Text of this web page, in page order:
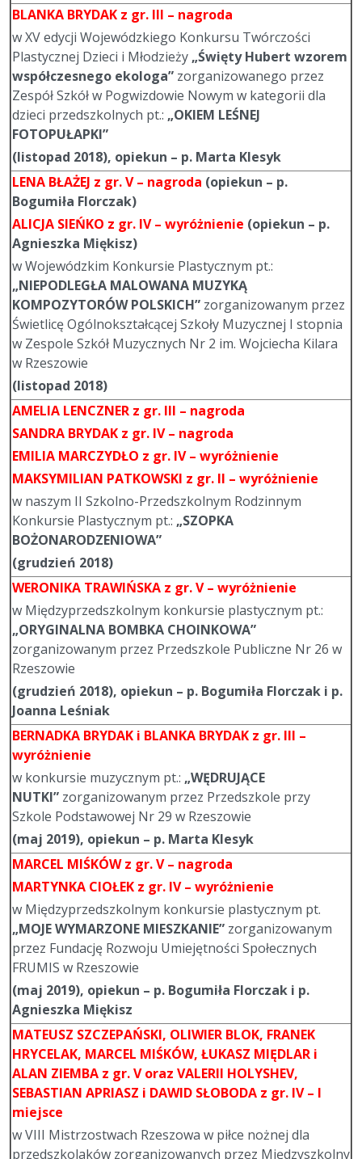
BLANKA BRYDAK z gr. III – nagroda
w XV edycji Wojewódzkiego Konkursu Twórczości
Plastycznej Dzieci i Młodzieży „Święty Hubert wzorem
współczesnego ekologa” zorganizowanego przez
Zespół Szkół w Pogwizdowie Nowym w kategorii dla
dzieci przedszkolnych pt.: „OKIEM LEŚNEJ
FOTOPUŁAPKI”
(listopad 2018), opiekun – p. Marta Klesyk
LENA BŁAŻEJ z gr. V – nagroda (opiekun – p.
Bogumiła Florczak)
ALICJA SIEŃKO z gr. IV – wyróżnienie (opiekun – p.
Agnieszka Miękisz)
w Wojewódzkim Konkursie Plastycznym pt.:
„NIEPODLEGŁA MALOWANA MUZYKĄ
KOMPOZYTORÓW POLSKICH” zorganizowanym przez
Świetlicę Ogólnokształcącej Szkoły Muzycznej I stopnia
w Zespole Szkół Muzycznych Nr 2 im. Wojciecha Kilara
w Rzeszowie
(listopad 2018)
AMELIA LENCZNER z gr. III – nagroda
SANDRA BRYDAK z gr. IV – nagroda
EMILIA MARCZYDŁO z gr. IV – wyróżnienie
MAKSYMILIAN PATKOWSKI z gr. II – wyróżnienie
w naszym II Szkolno-Przedszkolnym Rodzinnym
Konkursie Plastycznym pt.: „SZOPKA
BOŻONARODZENIOWA”
(grudzień 2018)
WERONIKA TRAWIŃSKA z gr. V – wyróżnienie
w Międzyprzedszkolnym konkursie plastycznym pt.:
„ORYGINALNA BOMBKA CHOINKOWA”
zorganizowanym przez Przedszkole Publiczne Nr 26 w
Rzeszowie
(grudzień 2018), opiekun – p. Bogumiła Florczak i p.
Joanna Leśniak
BERNADKA BRYDAK i BLANKA BRYDAK z gr. III –
wyróżnienie
w konkursie muzycznym pt.: „WĘDRUJĄCE
NUTKI” zorganizowanym przez Przedszkole przy
Szkole Podstawowej Nr 29 w Rzeszowie
(maj 2019), opiekun – p. Marta Klesyk
MARCEL MIŚKÓWz gr. V – nagroda
MARTYNKA CIOŁEK z gr. IV – wyróżnienie
w Międzyprzedszkolnym konkursie plastycznym pt.
„MOJE WYMARZONE MIESZKANIE” zorganizowanym
przez Fundację Rozwoju Umiejętności Społecznych
FRUMIS w Rzeszowie
(maj 2019), opiekun – p. Bogumiła Florczak i p.
Agnieszka Miękisz
MATEUSZ SZCZEPAŃSKI, OLIWIER BLOK, FRANEK
HRYCELAK, MARCEL MIŚKÓW, ŁUKASZ MIĘDLAR i
ALAN ZIEMBA z gr. V oraz VALERII HOLYSHEV,
SEBASTIAN APRIASZ i DAWID SŁOBODA z gr. IV – I
miejsce
w VIII Mistrzostwach Rzeszowa w piłce nożnej dla
przedszkolaków zorganizowanych przez Międzyszkolny